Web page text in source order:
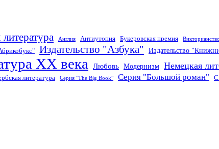
Англия Антиутопия Букеровская премия Викторианство
Издательство "Азбука" Издательство
XX века Любовь Модернизм Немецкая
литература Серия "The Big Book" Серия "Большой роман"